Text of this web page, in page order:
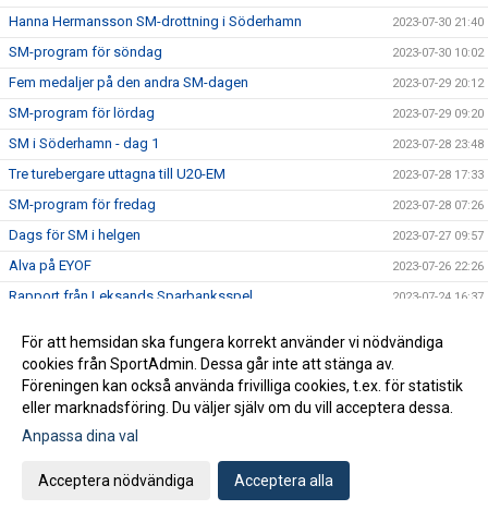
Hanna Hermansson SM-drottning i Söderhamn 2023-07-30 21:40
SM-program för söndag 2023-07-30 10:02
Fem medaljer på den andra SM-dagen 2023-07-29 20:12
SM-program för lördag 2023-07-29 09:20
SM i Söderhamn - dag 1 2023-07-28 23:48
Tre turebergare uttagna till U20-EM 2023-07-28 17:33
SM-program för fredag 2023-07-28 07:26
Dags för SM i helgen 2023-07-27 09:57
Alva på EYOF 2023-07-26 22:26
Rapport från Leksands Sparbanksspel 2023-07-24 16:37
Fem ungdomar till landslaget
Rekord i Tumba 2023-07-15 19:37
PB för Jesper på JEM
U23-EM: Torsdag
JEM med Jesper och Emil
För att hemsidan ska fungera korrekt använder vi nödvändiga
cookies från SportAdmin. Dessa går inte att stänga av.
Föreningen kan också använda frivilliga cookies, t.ex. för statistik
eller marknadsföring. Du väljer själv om du vill acceptera dessa.
Anpassa dina val
Acceptera nödvändiga Acceptera alla